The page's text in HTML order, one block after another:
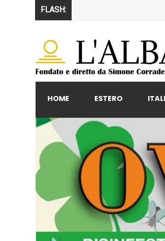
FLASH:
HOME ESTERO